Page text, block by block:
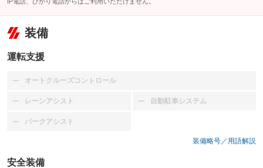
装備
運転支援
オートクルーズコントロール
：装備なし
レーンアシスト
：装備なし 自動駐車システム
：装備なし
パークアシスト
：装備なし
装備略号／用語解説
安全装備